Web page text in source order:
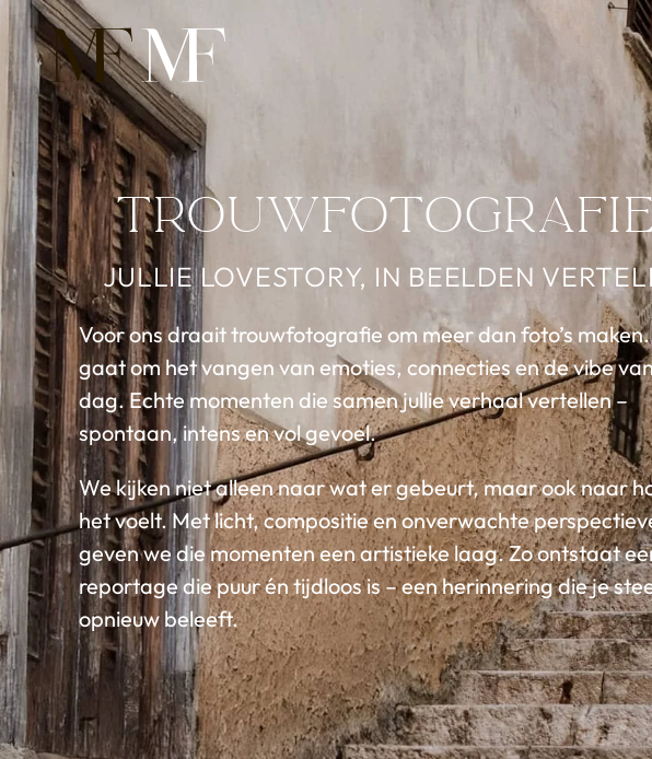
Overslaan en naar de inhoud gaan
JULLIE LOVESTORY, IN BEELDEN
Voor ons draait trouwfotografie om meer dan foto’s
gaat om het vangen van emoties, connecties en de vibe
dag. Echte momenten die samen jullie verhaal vertellen –
spontaan, intens en vol gevoel.
We kijken niet alleen naar wat er gebeurt, maar ook naar
het voelt. Met licht, compositie en onverwachte
geven we die momenten een artistieke laag. Zo ontstaat
reportage die puur én tijdloos is – een herinnering die je
opnieuw beleeft.